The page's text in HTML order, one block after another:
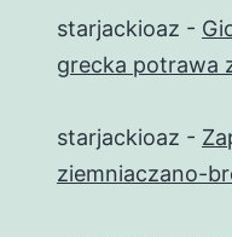
starjackioaz -
grecka potrawa
starjackioaz -
ziemniaczano-